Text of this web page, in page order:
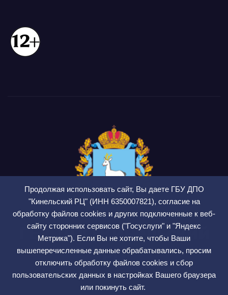
Продолжая использовать сайт, Вы даете ГБУ ДПО
"Кинельский РЦ" (ИНН 6350007821), согласие на
обработку файлов cookies и других подключенные к веб-
сайту сторонних сервисов ("Госуслуги" и "Яндекс
Метрика"). Если Вы не хотите, чтобы Ваши
вышеперечисленные данные обрабатывались, просим
отключить обработку файлов cookies и сбор
пользовательских данных в настройках Вашего браузера
или покинуть сайт.
ГБУ ДПО Кинельский
РЦ
СМИ ЭЛ № ФС 77 — 75564